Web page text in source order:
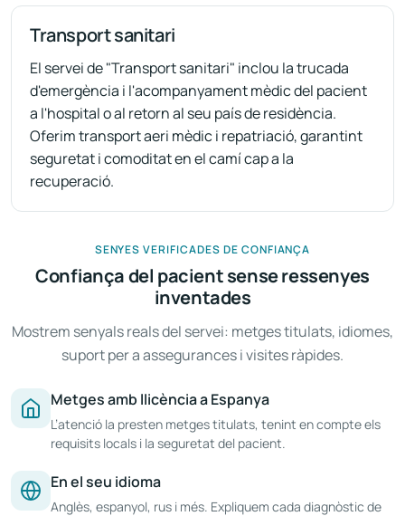
Transport sanitari
El servei de "Transport sanitari" inclou la trucada
d'emergència i l'acompanyament mèdic del pacient
a l'hospital o al retorn al seu país de residència.
Oferim transport aeri mèdic i repatriació, garantint
seguretat i comoditat en el camí cap a la
recuperació.
SENYES VERIFICADES DE CONFIANÇA
Confiança del pacient sense ressenyes
inventades
Mostrem senyals reals del servei: metges titulats, idiomes,
suport per a assegurances i visites ràpides.
Metges amb llicència a Espanya
L’atenció la presten metges titulats, tenint en compte els
requisits locals i la seguretat del pacient.
En el seu idioma
Anglès, espanyol, rus i més. Expliquem cada diagnòstic de